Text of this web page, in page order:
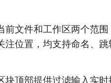
前文件和工作区两个范
注位置，均支持命名、
块顶部提供过滤输入实